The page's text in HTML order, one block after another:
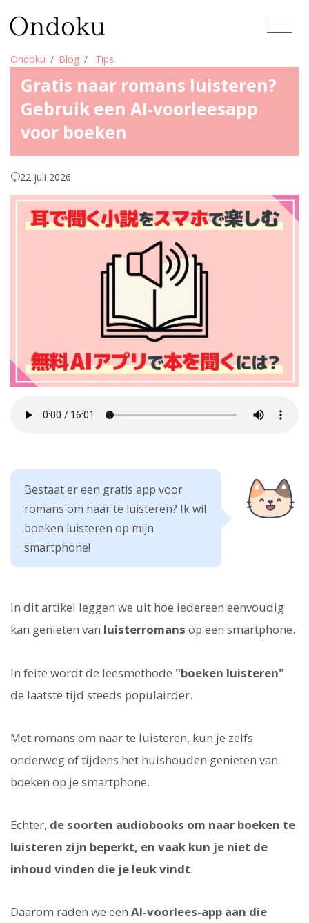
Ondoku Blog Tips
Gratis naar romans luisteren?
Gebruik een AI-voorleesapp
voor boeken
22 juli 2026
Bestaat er een gratis app voor
romans om naar te luisteren? Ik wil
boeken luisteren op mijn
smartphone!
In dit artikel leggen we uit hoe iedereen eenvoudig
kan genieten van luisterromans op een smartphone.
In feite wordt de leesmethode "boeken luisteren"
de laatste tijd steeds populairder.
Met romans om naar te luisteren, kun je zelfs
onderweg of tijdens het huishouden genieten van
boeken op je smartphone.
Echter, de soorten audiobooks om naar boeken te
luisteren zijn beperkt, en vaak kun je niet de
inhoud vinden die je leuk vindt.
Daarom raden we een AI-voorlees-app aan die